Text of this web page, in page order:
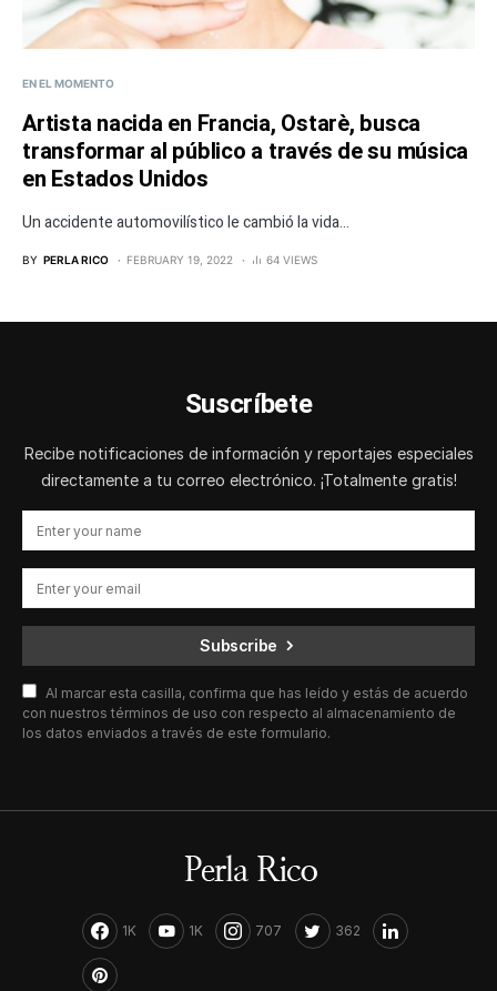
EN EL MOMENTO
Artista nacida en Francia, Ostarè, busca
transformar al público a través de su música
en Estados Unidos
Un accidente automovilístico le cambió la vida...
BY PERLA RICO FEBRUARY 19, 2022 64 VIEWS
Suscríbete
Recibe notificaciones de información y reportajes especiales
directamente a tu correo electrónico. ¡Totalmente gratis!
Subscribe
Al marcar esta casilla, confirma que has leído y estás de acuerdo
con nuestros términos de uso con respecto al almacenamiento de
los datos enviados a través de este formulario.
1K 1K 707 362